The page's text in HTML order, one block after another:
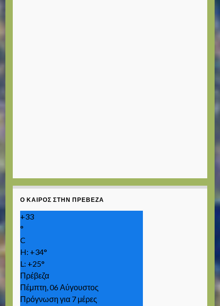
Ο ΚΑΙΡΌΣ ΣΤΗΝ ΠΡΈΒΕΖΑ
+33
°
C
H: +34°
L: +25°
Πρέβεζα
Πέμπτη, 06 Αύγουστος
Πρόγνωση για 7 μέρες